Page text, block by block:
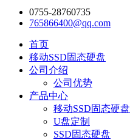
0755-28760735
765866400@qq.com
首页
移动SSD固态硬盘
公司介绍
公司优势
产品中心
移动SSD固态硬盘
U盘定制
SSD固态硬盘